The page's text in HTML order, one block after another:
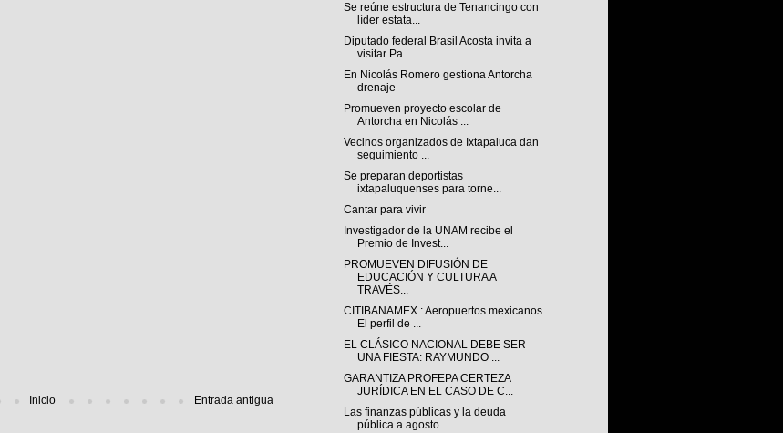
Entrada antigua
Inicio
Se reúne estructura de Tenancingo con
líder estata...
Diputado federal Brasil Acosta invita a
visitar Pa...
En Nicolás Romero gestiona Antorcha
drenaje
Promueven proyecto escolar de
Antorcha en Nicolás ...
Vecinos organizados de Ixtapaluca dan
seguimiento ...
Se preparan deportistas
ixtapaluquenses para torne...
Cantar para vivir
Investigador de la UNAM recibe el
Premio de Invest...
PROMUEVEN DIFUSIÓN DE
EDUCACIÓN Y CULTURA A
TRAVÉS...
CITIBANAMEX : Aeropuertos mexicanos
El perfil de ...
EL CLÁSICO NACIONAL DEBE SER
UNA FIESTA: RAYMUNDO ...
GARANTIZA PROFEPA CERTEZA
JURÍDICA EN EL CASO DE C...
Las finanzas públicas y la deuda
pública a agosto ...